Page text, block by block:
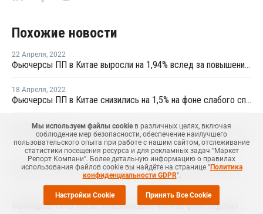
Похожие новости
22 Апреля, 2022
Фьючерсы ПП в Китае выросли на 1,94% вслед за повышением фьючерсов сырой нефти
18 Апреля, 2022
Фьючерсы ПП в Китае снизились на 1,5% на фоне слабого спроса и падающих фьючерсов сырой нефти
28 Марта ,2022
24 Марта,2022
Запасы ПЭ и ПП в Китае выросли в середине марта на 8,2%
2022
Мы используем файлы cookieв различных целях, включая
соблюдение мер безопасности, обеспечение наилучшего
пользовательского опыта при работе с нашим сайтом, отслеживание
статистики посещения ресурса и для рекламных задач “Маркет
Репорт Компани”. Более детальную информацию о правилах
использования файлов cookie вы найдёте на странице "Политика
конфиденциальности GDPR".
Настройки Cookie Принять Все Cookie